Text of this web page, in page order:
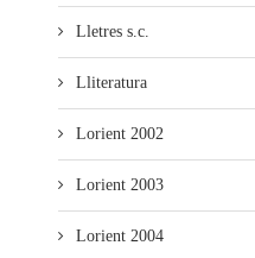
Lletres s.c.
Lliteratura
Lorient 2002
Lorient 2003
Lorient 2004